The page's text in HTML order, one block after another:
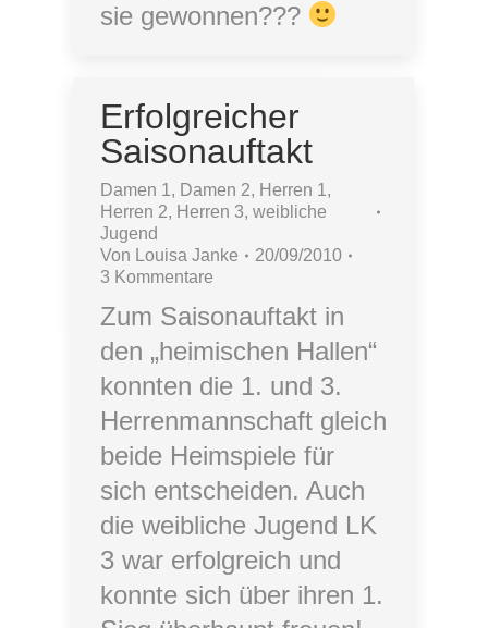
sie gewonnen???
Erfolgreicher
Saisonauftakt
Damen 1 , Damen 2, Herren 1 ,
Herren 2, Herren 3, weibliche
Jugend
Von Louisa Janke
20/09/2010
3 Kommentare
Zum Saisonauftakt in
den „heimischen Hallen“
konnten die 1. und 3.
Herrenmannschaft gleich
beide Heimspiele für
sich entscheiden. Auch
die weibliche Jugend LK
3 war erfolgreich und
konnte sich über ihren 1.